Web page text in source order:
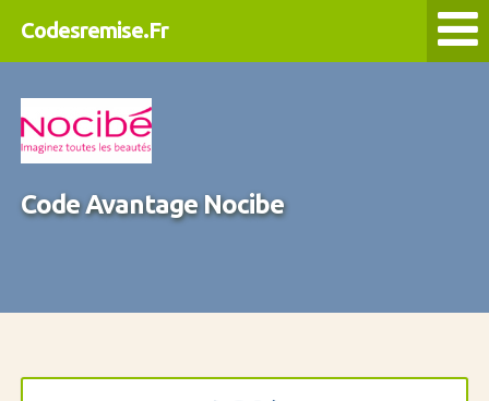
Codesremise.Fr
Code Avantage Nocibe